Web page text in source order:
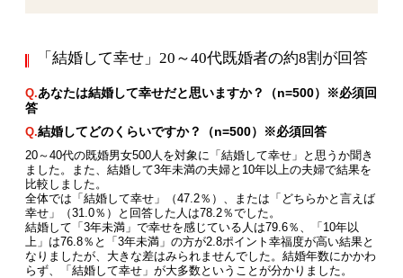
「結婚して幸せ」20～40代既婚者の約8割が回答
Q.あなたは結婚して幸せだと思いますか？（n=500）※必須回
答
Q.結婚してどのくらいですか？（n=500）※必須回答
20～40代の既婚男女500人を対象に「結婚して幸せ」と思うか聞き
ました。また、結婚して3年未満の夫婦と10年以上の夫婦で結果を
比較しました。
全体では「結婚して幸せ」（47.2％）、または「どちらかと言えば
幸せ」（31.0％）と回答した人は78.2％でした。
結婚して「3年未満」で幸せを感じている人は79.6％、「10年以
上」は76.8％と「3年未満」の方が2.8ポイント幸福度が高い結果と
なりましたが、大きな差はみられませんでした。結婚年数にかかわ
らず、「結婚して幸せ」が大多数ということが分かりました。